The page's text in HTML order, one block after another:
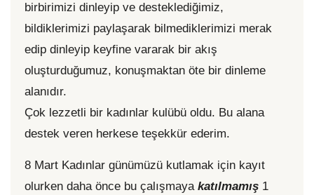
birbirimizi dinleyip ve desteklediğimiz,
bildiklerimizi paylaşarak bilmediklerimizi merak
edip dinleyip keyfine vararak bir akış
oluşturduğumuz, konuşmaktan öte bir dinleme
alanıdır.
Çok lezzetli bir kadınlar kulübü oldu. Bu alana
destek veren herkese teşekkür ederim.
8 Mart Kadınlar günümüzü kutlamak için kayıt
olurken daha önce bu çalışmaya katılmamış 1